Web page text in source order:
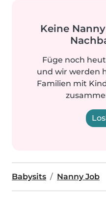
Keine
Füge noch
und wir werden
Familien mit
Babysits Nanny Job